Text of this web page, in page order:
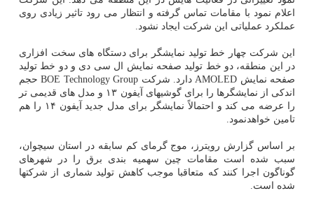
اعلام نمود با مقامات تماس گرفته و انتظار می رود تاثیر زیادی روی
عملکرد عملیاتی این شرکت ایجاد نشود.
این شرکت چهار خط تولید نمایشگر برای دستگاه های سخت افزاری
در این منطقه، دو خط تولید صفحه نمایش ال سی دی و دو خط تولید
صفحه نمایش AMOLED دارد. شرکت BOE Technology Group حجم
اندکی از نمایشگرها را برای گوشیهای آیفون ۱۳ و مدل های قدیمی تر
را عرضه می کند و احتمالاً نمایشگر برای مدل جدید آیفون ۱۴ را هم
تامین خواهدنمود.
بر اساس گزارش رویترز، موج گرمای کم سابقه در استان سیچوان،
سبب شده است مقامات چین سهمیه بندی برق را در شهرهای
گوناگون اجرا کنند که متعاقبا موجب کاهش تولید شماری از شرکتها
شده است.